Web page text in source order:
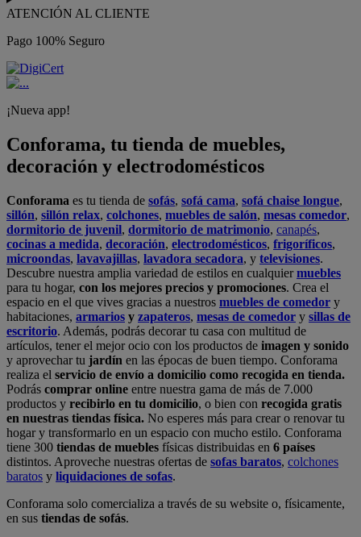
ATENCIÓN AL CLIENTE
Pago 100% Seguro
¡Nueva app!
Conforama, tu tienda de muebles,
decoración y electrodomésticos
Conforama es tu tienda de sofás, sofá cama, sofá chaise longue,
sillón, sillón relax, colchones, muebles de salón, mesas comedor,
dormitorio de juvenil, dormitorio de matrimonio, canapés,
cocinas a medida, decoración, electrodomésticos, frigoríficos,
microondas, lavavajillas, lavadora secadora, y televisiones.
Descubre nuestra amplia variedad de estilos en cualquiermuebles
para tu hogar, con los mejores precios y promociones. Crea el
espacio en el que vives gracias a nuestros muebles de comedor y
habitaciones, armarios y zapateros, mesas de comedor y sillas de
escritorio. Además, podrás decorar tu casa con multitud de
artículos, tener el mejor ocio con los productos de imagen y sonido
y aprovechar tu jardín en las épocas de buen tiempo. Conforama
realiza el servicio de envío a domicilio como recogida en tienda.
Podrás comprar online entre nuestra gama de más de 7.000
productos y recibirlo en tu domicilio, o bien con recogida gratis
en nuestras tiendas física. No esperes más para crear o renovar tu
hogar y transformarlo en un espacio con mucho estilo. Conforama
tiene 300 tiendas de muebles físicas distribuidas en 6 países
distintos. Aproveche nuestras ofertas de sofas baratos, colchones
baratos y liquidaciones de sofas.
Conforama solo comercializa a través de su website o, físicamente,
en sus tiendas de sofás.